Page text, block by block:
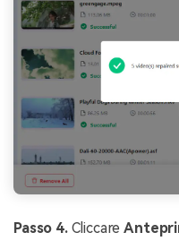
Passo 4.Cliccare